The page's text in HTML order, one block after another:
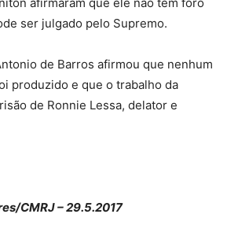
ser julgado pelo Supremo.
de Barros afirmou que nenhum
produzido e que o trabalho da
de Ronnie Lessa, delator e
CMRJ – 29.5.2017